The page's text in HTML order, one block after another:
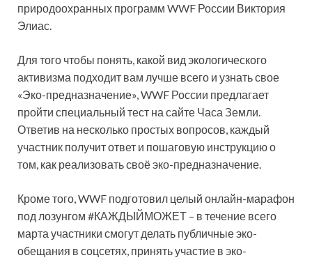
природоохранных программ WWF России Виктория
Элиас.
Для того чтобы понять, какой вид экологического
активизма подходит вам лучше всего и узнать свое
«Эко-предназначение», WWF России предлагает
пройти специальный тест на сайте Часа Земли.
Ответив на несколько простых вопросов, каждый
участник получит ответ и пошаговую инструкцию о
том, как реализовать своё эко-предназначение.
Кроме того, WWF подготовил целый онлайн-марафон
под лозунгом #КАЖДЫЙМОЖЕТ – в течение всего
марта участники смогут делать публичные эко-
обещания в соцсетях, принять участие в эко-